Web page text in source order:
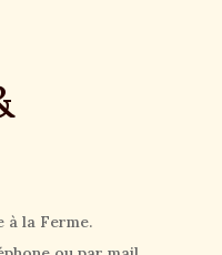
à la Ferme.